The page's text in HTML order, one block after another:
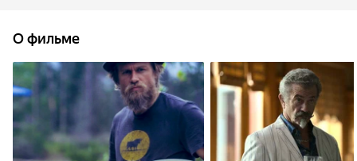
О фильме